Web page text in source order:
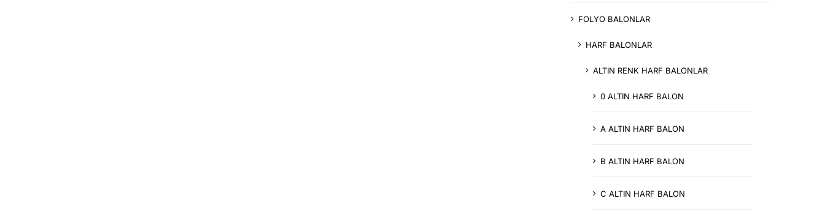
FOLYO BALONLAR
HARF BALONLAR
ALTIN RENK HARF BALONLAR
0 ALTIN HARF BALON
A ALTIN HARF BALON
B ALTIN HARF BALON
C ALTIN HARF BALON